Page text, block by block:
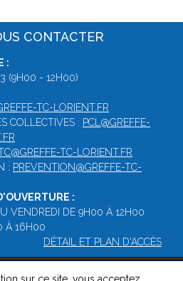
CONTACTER
:
(9H00 - 12H00)
TC-LORIENT.FR
COLLECTIVES : PCL@GREFFE-
TC-LORIENT.FR
: PREVENTION@GREFFE-TC-
:
VENDREDI DE 9H00 À 12H00
À 16H00
DÉTAIL ET PLAN D'ACCÈS